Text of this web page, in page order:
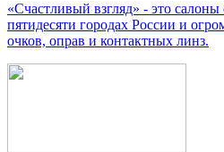
«Счастливый взгляд» - это
пятидесяти городах России и
очков, оправ и контактных линз.